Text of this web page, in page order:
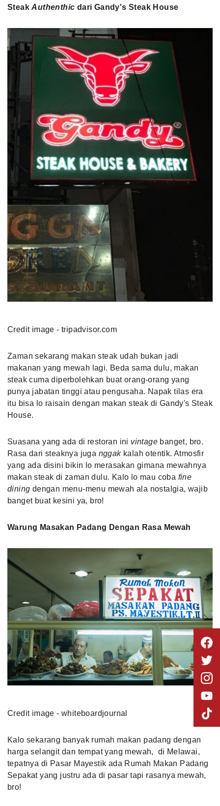
SteakAuthenthic dari Gandy's Steak House
Credit image - tripadvisor.com
Zaman sekarang makan steak udah bukan jadi
makanan yang mewah lagi. Beda sama dulu, makan
steak cuma diperbolehkan buat orang-orang yang
punya jabatan tinggi atau pengusaha. Napak tilas era
itu bisa lo raisain dengan makan steak di Gandy's Steak
House.
Suasana yang ada di restoran ini vintage banget, bro.
Rasa dari steaknya juga nggak kalah otentik. Atmosfir
yang ada disini bikin lo merasakan gimana mewahnya
makan steak di zaman dulu. Kalo lo mau coba fine
dining dengan menu-menu mewah ala nostalgia, wajib
banget buat kesini ya, bro!
Warung Masakan Padang Dengan Rasa Mewah
Credit image - whiteboardjournal
Kalo sekarang banyak rumah makan padang dengan
harga selangit dan tempat yang mewah, di Melawai,
tepatnya di Pasar Mayestik ada Rumah Makan Padang
Sepakat yang justru ada di pasar tapi rasanya mewah,
bro!